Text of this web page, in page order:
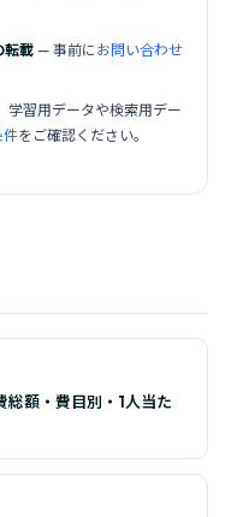
転載 — 事前に お問い合わせ
学習用データや検索用デー
件をご確認ください。
額・費目別・1人当た